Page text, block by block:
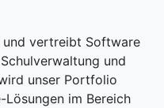
vertreibt Software
und
unser Portfolio
im Bereich